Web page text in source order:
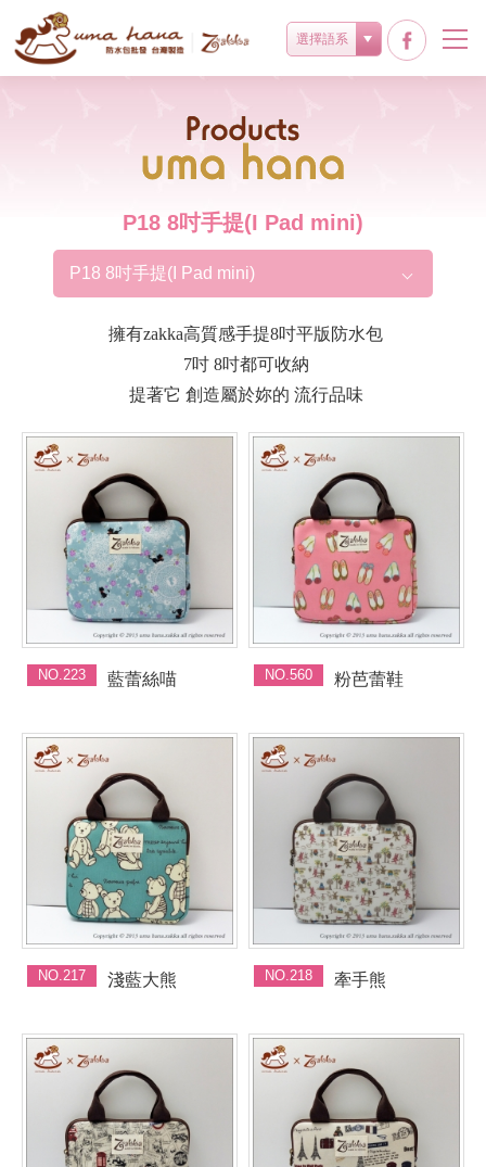
選擇語系
Products
P18 8吋手提(I Pad mini)
P18 8吋手提(I Pad mini)
擁有zakka高質感手提8吋平版防水包
7吋 8吋都可收納
提著它 創造屬於妳的 流行品味
NO.223 藍蕾絲喵 NO.560 粉芭蕾鞋
NO.217 淺藍大熊 NO.218 牽手熊